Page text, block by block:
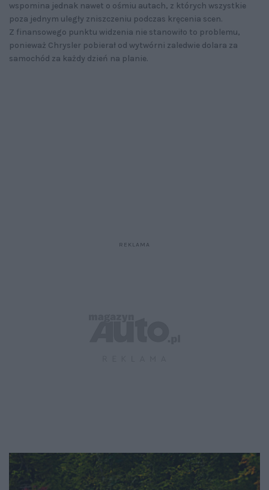
wspomina jednak nawet o ośmiu autach, z których wszystkie
poza jednym uległy zniszczeniu podczas kręcenia scen.
Z finansowego punktu widzenia nie stanowiło to problemu,
ponieważ Chrysler pobierał od wytwórni zaledwie dolara za
samochód za każdy dzień na planie.